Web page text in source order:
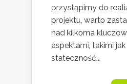
przystąpimy do
projektu, warto
nad kilkoma
aspektami, takimi jak
stateczność...